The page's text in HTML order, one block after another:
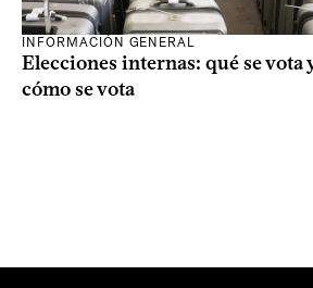
INFORMACIÓN GENERAL
Elecciones internas: qué se vota
cómo se vota